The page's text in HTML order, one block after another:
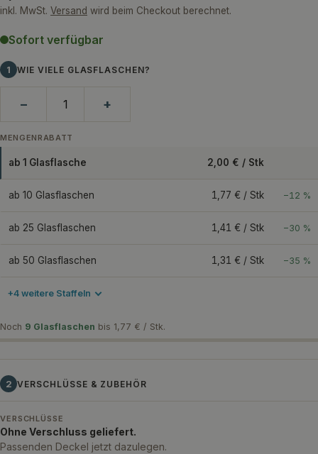
Preis
inkl. MwSt. Versand wird beim Checkout berechnet.
Sofort verfügbar
1 WIE VIELE GLASFLASCHEN?
− +
MENGENRABATT
ab 1 Glasflasche 2,00 € / Stk
ab 10 Glasflaschen 1,77 € / Stk −12 %
ab 25 Glasflaschen 1,41 € / Stk −30 %
ab 50 Glasflaschen 1,31 € / Stk −35 %
+4 weitere Staffeln
Noch 9 Glasflaschen bis 1,77 € / Stk.
2 VERSCHLÜSSE & ZUBEHÖR
VERSCHLÜSSE
Ohne Verschluss geliefert.
Passenden Deckel jetzt dazulegen.